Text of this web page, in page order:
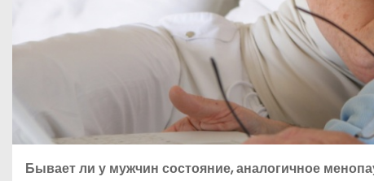
Бывает ли у мужчин состояние, аналогичное